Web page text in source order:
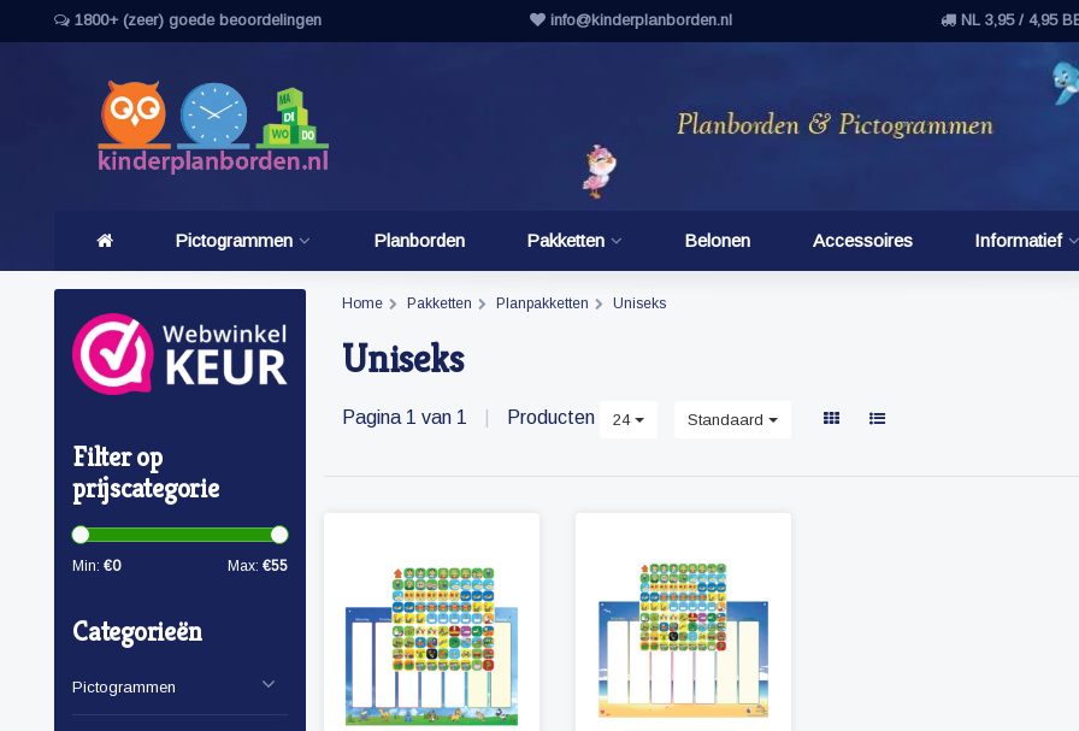
1800+ (zeer) goede beoordelingen info@kinderplanborden.nl NL 3,95 / 4,95
Pictogrammen Planborden Pakketten Belonen Accessoires Informatief
Filter op
prijscategorie
Min: €0 Max: €55
Categorieën
Pictogrammen
Home Pakketten Planpakketten Uniseks
Uniseks
Pagina 1 van 1 Producten 24 Standaard